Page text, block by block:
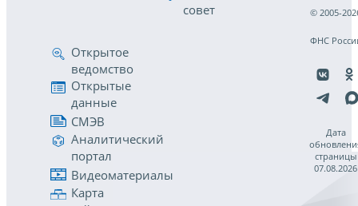
совет
Открытое
ведомство
Открытые
данные
СМЭВ
Аналитический
портал
Видеоматериалы
Карта
© 2005-
ФНС
Дата
страницы
07.08.2026